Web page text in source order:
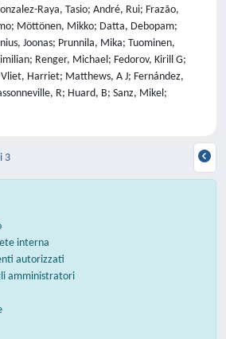
Raya, Tasio; André, Rui; Frazão,
Möttönen, Mikko; Datta, Debopam;
Joonas; Prunnila, Mika; Tuominen,
Renger, Michael; Fedorov, Kirill G;
Harriet; Matthews, A J; Fernández,
R; Huard, B; Sanz, Mikel;
3
interna
autorizzati
amministratori